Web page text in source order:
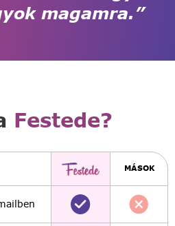
magamra.”
Festede?
MÁSOK